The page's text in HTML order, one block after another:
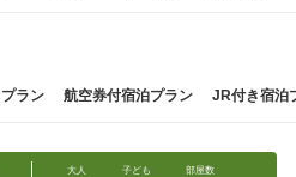
ラン 航空券付宿泊プラン JR付き宿泊
大人 子ども 部屋数